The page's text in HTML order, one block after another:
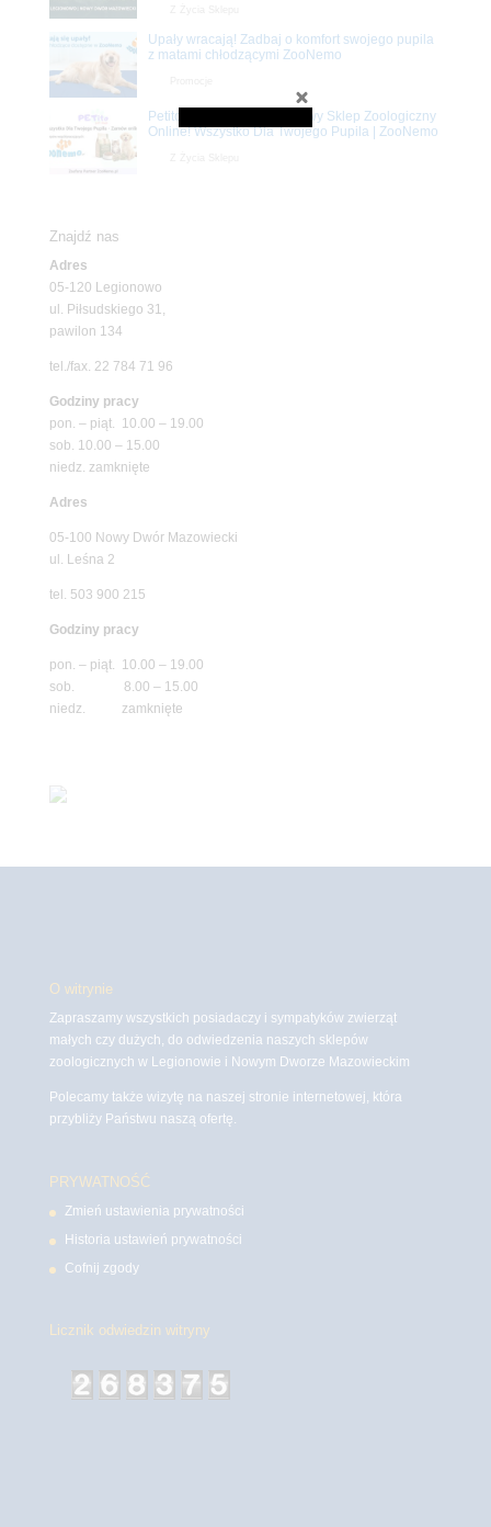
Upały wracają! Zadbaj o komfort swojego pupila
z matami chłodzącymi ZooNemo
Petito Pet Shop – Internetowy Sklep Zoologiczny
Online! Wszystko Dla Twojego Pupila | ZooNemo
Znajdź nas
Adres
05-120 Legionowo
ul. Piłsudskiego 31,
pawilon 134
tel./fax. 22 784 71 96
Godziny pracy
pon. – piąt. 10.00 – 19.00
sob. 10.00 – 15.00
niedz. zamknięte
Adres
05-100 Nowy Dwór Mazowiecki
ul. Leśna 2
tel. 503 900 215
Godziny pracy
pon. – piąt. 10.00 – 19.00
sob. 8.00 – 15.00
niedz. zamknięte
O witrynie
Zapraszamy wszystkich posiadaczy i sympatyków zwierząt
małych czy dużych, do odwiedzenia naszych sklepów
zoologicznych w Legionowie i Nowym Dworze Mazowieckim
Polecamy także wizytę na naszej stronie internetowej, która
przybliży Państwu naszą ofertę.
PRYWATNOŚĆ
Zmień ustawienia prywatności
Historia ustawień prywatności
Cofnij zgody
Licznik odwiedzin witryny